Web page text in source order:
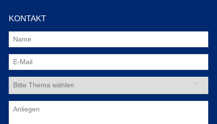
KONTAKT